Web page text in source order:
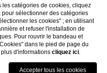
catégories de cookies, cliquez
pour sélectionner des catégories
les cookies" ; en utilisant
et refuser l'installation de
Pour rouvrir le bandeau et
dans le pied de page du
d'informations cliquez ici